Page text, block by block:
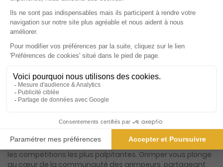
Tarif France métropolitaine
Présentation du magazine Grimper
Grimper est bien plus qu'un simple magazine; c'est une
invitation à explorer les hauteurs vertigineuses des plus
belles falaises du monde. Destiné aux passionnés
d'escalade, ce magazine se positionne comme un guide
dans l'univers fascinant de la grimpe. Chaque numéro est
une aventure en soi, offrant un mélange captivant
d'actualités, d'interviews exclusives et de reportages sur
les compétitions les plus palpitantes. Grimper vous plonge
au cœur de la communauté des grimpeurs, partageant